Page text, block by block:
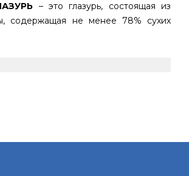
– это глазурь, состоящая из
содержащая не менее 78% сухих